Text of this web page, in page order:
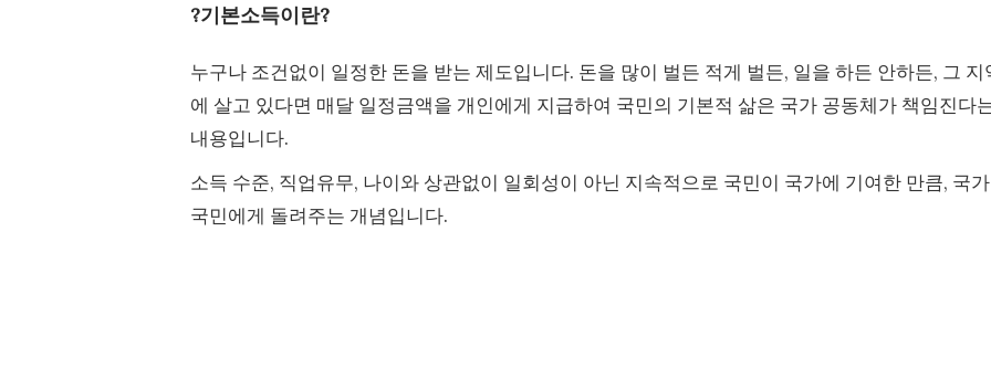
?기본소득이란?
누구나 조건없이 일정한 돈을 받는 제도입니다. 돈을 많이 벌든 적게 벌든, 일을 하든 안하든, 그 지
에 살고 있다면 매달 일정금액을 개인에게 지급하여 국민의 기본적 삶은 국가 공동체가 책임진다
내용입니다.
소득 수준, 직업유무, 나이와 상관없이 일회성이 아닌 지속적으로 국민이 국가에 기여한 만큼, 국
국민에게 돌려주는 개념입니다.